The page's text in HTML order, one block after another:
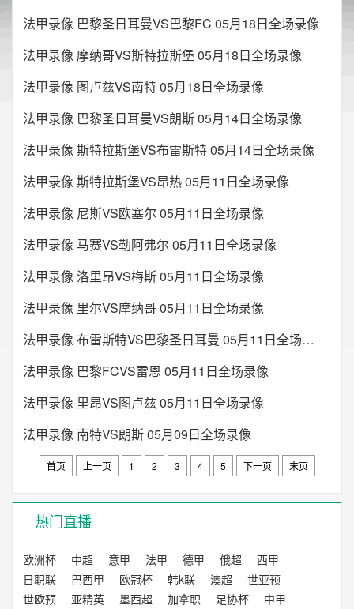
法甲录像 巴黎圣日耳曼VS巴黎FC 05月18日全场录像
法甲录像 摩纳哥VS斯特拉斯堡 05月18日全场录像
法甲录像 图卢兹VS南特 05月18日全场录像
法甲录像 巴黎圣日耳曼VS朗斯 05月14日全场录像
法甲录像 斯特拉斯堡VS布雷斯特 05月14日全场录像
法甲录像 斯特拉斯堡VS昂热 05月11日全场录像
法甲录像 尼斯VS欧塞尔 05月11日全场录像
法甲录像 马赛VS勒阿弗尔 05月11日全场录像
法甲录像 洛里昂VS梅斯 05月11日全场录像
法甲录像 里尔VS摩纳哥 05月11日全场录像
法甲录像 布雷斯特VS巴黎圣日耳曼 05月11日全场录像
法甲录像 巴黎FCVS雷恩 05月11日全场录像
法甲录像 里昂VS图卢兹 05月11日全场录像
法甲录像 南特VS朗斯 05月09日全场录像
首页 上一页 1 2 3 4 5 下一页 末页
热门直播
欧洲杯 中超 意甲 法甲 德甲 俄超
西甲
日职联
巴西甲 欧冠杯 韩k联 澳超
世亚预
世欧预
亚精英 墨西超 加拿职 足协杯
中甲